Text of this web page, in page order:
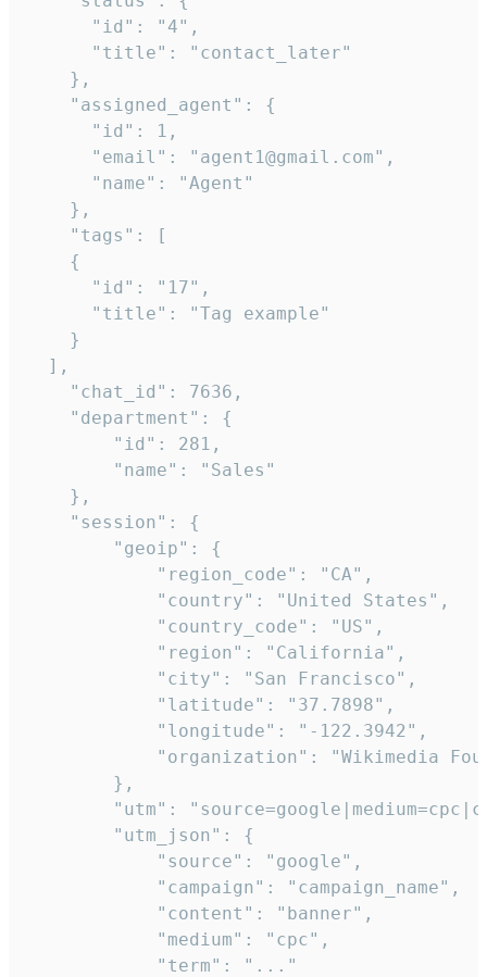
      "id": "4",
      "title": "contact_later"
    },
    "assigned_agent": {
      "id": 1,
      "email": "agent1@gmail.com",
      "name": "Agent"
    },
    "tags": [
    {
      "id": "17",
      "title": "Tag example"
    }
  ],
    "chat_id": 7636,
    "department": {
        "id": 281,
        "name": "Sales"
    },
    "session": {
        "geoip": {
            "region_code": "CA",
            "country": "United States",
            "country_code": "US",
            "region": "California",
            "city": "San Francisco",
            "latitude": "37.7898",
            "longitude": "-122.3942",
"organization": "Wikimedia
        },
"utm":
        "utm_json": {
            "source": "google",
            "campaign": "campaign_name",
            "content": "banner",
            "medium": "cpc",
            "term": "..."